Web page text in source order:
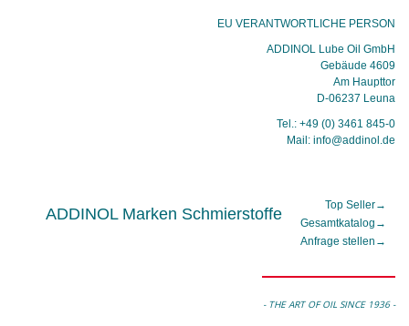
EU VERANTWORTLICHE PERSON
ADDINOL Lube Oil GmbH
Gebäude 4609
Am Haupttor
D-06237 Leuna
Tel.: +49 (0) 3461 845-0
Mail: info@addinol.de
ADDINOL Marken Schmierstoffe Top Seller→
Gesamtkatalog →
Anfrage stellen →
- THE ART OF OIL SINCE 1936 -